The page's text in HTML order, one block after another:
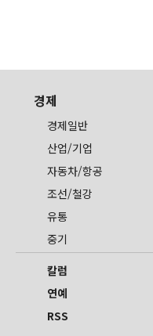
경제
경제일반
산업/기업
자동차/항공
조선/철강
유통
중기
칼럼
연예
RSS